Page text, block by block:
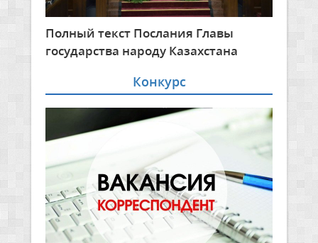
Полный текст Послания Главы
государства народу Казахстана
Конкурс